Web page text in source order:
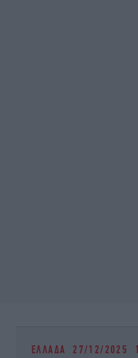
ΕΛΛΑΔΑ 27/12/2025